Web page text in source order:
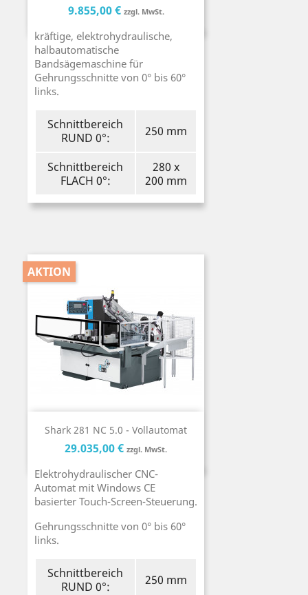
Preis
9.855,00 € zzgl. MwSt.Preis
kräftige, elektrohydraulische,
halbautomatische
Bandsägemaschine für
Gehrungsschnitte von 0° bis 60°
links.
Schnittbereich
RUND 0°:
250 mm
Schnittbereich
FLACH 0°:
280 x
200 mm
Shark 281 NC 5.0 - Vollautomat
AKTION
Preis
29.035,00 € zzgl. MwSt.Preis
Elektrohydraulischer CNC-
Automat mit Windows CE
basierter Touch-Screen-Steuerung.
Gehrungsschnitte von 0° bis 60°
links.
Schnittbereich
RUND 0°:
250 mm